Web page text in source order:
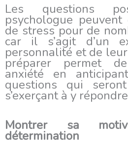
Les questions
psychologue
de stress pour de
car il s’agit d’un
personnalité et de leur
préparer permet
anxiété en
questions qui
s’exerçant à y
Montrer sa
détermination